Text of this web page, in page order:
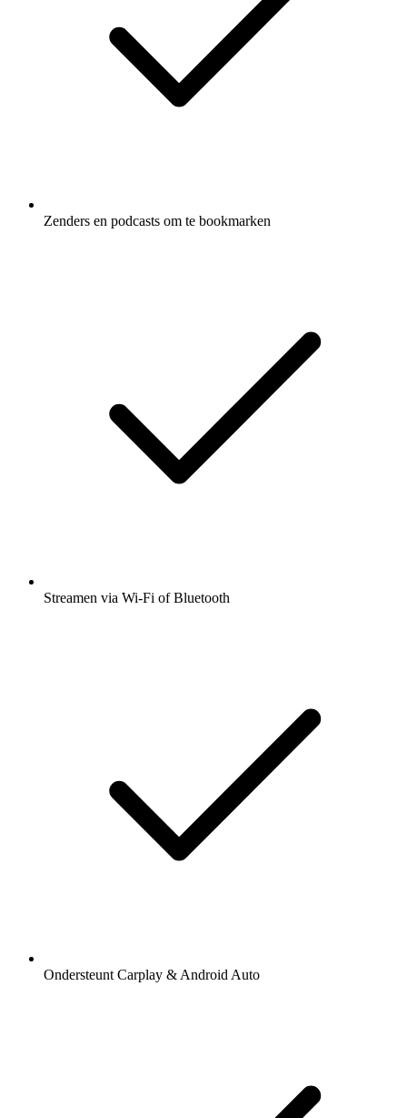
Zenders en podcasts om te bookmarken
Streamen via Wi-Fi of Bluetooth
Ondersteunt Carplay & Android Auto